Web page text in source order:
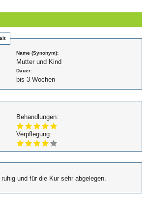
Name (Synonym):
Mutter und Kind
Dauer:
bis 3 Wochen
Behandlungen:
Verpflegung:
und für die Kur sehr abgelegen.